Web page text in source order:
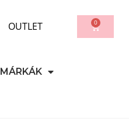
OUTLET 0
MÁRKÁK